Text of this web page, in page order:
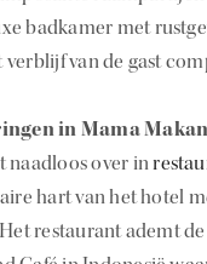
badkamer met
van de gast
in Mama Makan
naadloos over in
hart van het hotel
restaurant ademt